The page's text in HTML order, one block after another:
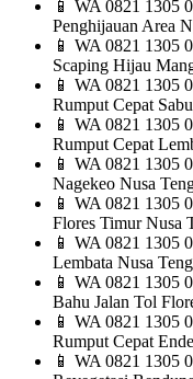
📱 WA 0821 1305
Penghijauan Area
📱 WA 0821 1305
Scaping Hijau
📱 WA 0821 1305
Rumput Cepat
📱 WA 0821 1305
Rumput Cepat
📱 WA 0821 1305
Nagekeo Nusa
📱 WA 0821 1305
Flores Timur Nusa
📱 WA 0821 1305
Lembata Nusa
📱 WA 0821 1305
Bahu Jalan Tol
📱 WA 0821 1305
Rumput Cepat
📱 WA 0821 1305